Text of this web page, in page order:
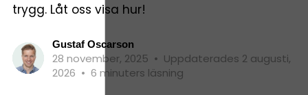
trygg. Låt oss visa hur!
Gustaf Oscarson
28 november, 2025 • Uppdaterades 2 augusti,
2026 • 6 minuters läsning